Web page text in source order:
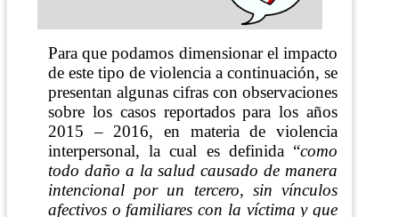
Para que podamos dimensionar el impacto
de este tipo de violencia a continuación, se
presentan algunas cifras con observaciones
sobre los casos reportados para los años
2015 – 2016, en materia de violencia
interpersonal, la cual es definida “como
todo daño a la salud causado de manera
intencional por un tercero, sin vínculos
afectivos o familiares con la víctima y que